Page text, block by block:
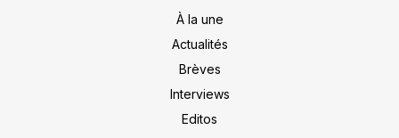
À la une
Actualités
Brèves
Interviews
Editos